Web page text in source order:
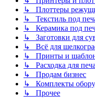
↳ Плоттеры
↳ Текстиль под
↳ Керамика под
↳ Заготовки для
↳ Всё для
↳ Принты и
↳ Расходка для
↳ Продам бизнес
↳ Комплекты
↳ Прочее